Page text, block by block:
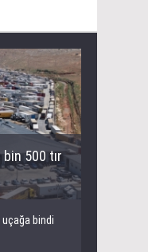
500 tır
bindi